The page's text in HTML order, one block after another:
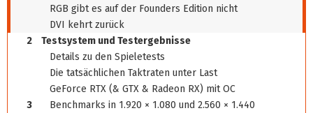
RGB gibt es auf der Founders Edition nicht
DVI kehrt zurück
2
Testsystem und Testergebnisse
Details zu den Spieletests
Die tatsächlichen Taktraten unter Last
GeForce RTX (& GTX & Radeon RX) mit OC
3
Benchmarks in 1.920 × 1.080 und 2.560 × 1.440